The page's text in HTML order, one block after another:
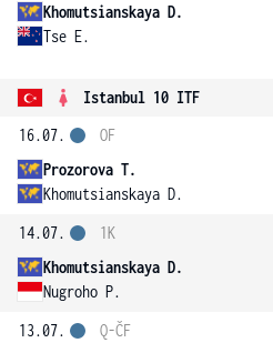
Khomutsianskaya D.
Tse E.
Istanbul 10 ITF
16.07.
Prozorova T.
Khomutsianskaya D.
OF
14.07.
Khomutsianskaya D.
Nugroho P.
1K
13.07.
Q-ČF